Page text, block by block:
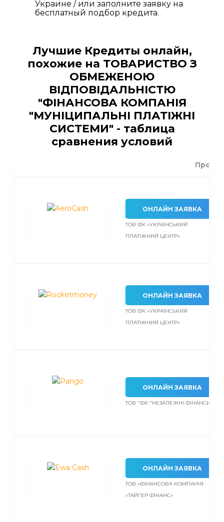
Украине / или заполните заявку на
бесплатный подбор кредита.
Лучшие Кредиты онлайн,
похожие на ТОВАРИСТВО З
ОБМЕЖЕНОЮ
ВІДПОВІДАЛЬНІСТЮ
"ФІНАНСОВА КОМПАНІЯ
"МУНІЦИПАЛЬНІ ПЛАТІЖНІ
СИСТЕМИ" - таблица
сравнения условий
ОНЛАЙН ЗАЯВКА
ТОВ ФК «УКРАЇНСЬКИЙ
ПЛАТІЖНИЙ ЦЕНТР»
ОНЛАЙН ЗАЯВКА
ТОВ ФК «УКРАЇНСЬКИЙ
ПЛАТІЖНИЙ ЦЕНТР»
ОНЛАЙН ЗАЯВКА
ТОВ "ФК "НЕЗАЛЕЖНІ ФІНАНСИ"
ОНЛАЙН ЗАЯВКА
ТОВ «ФІНАНСОВА КОМПАНІЯ
«ТАЙГЕР ФІНАНС»